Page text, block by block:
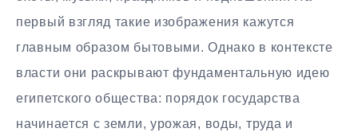
первый взгляд такие изображения кажутся
главным образом бытовыми. Однако в контексте
власти они раскрывают фундаментальную идею
египетского общества: порядок государства
начинается с земли, урожая, воды, труда и